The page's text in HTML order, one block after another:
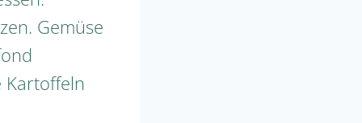
Gemüse
Kartoffeln